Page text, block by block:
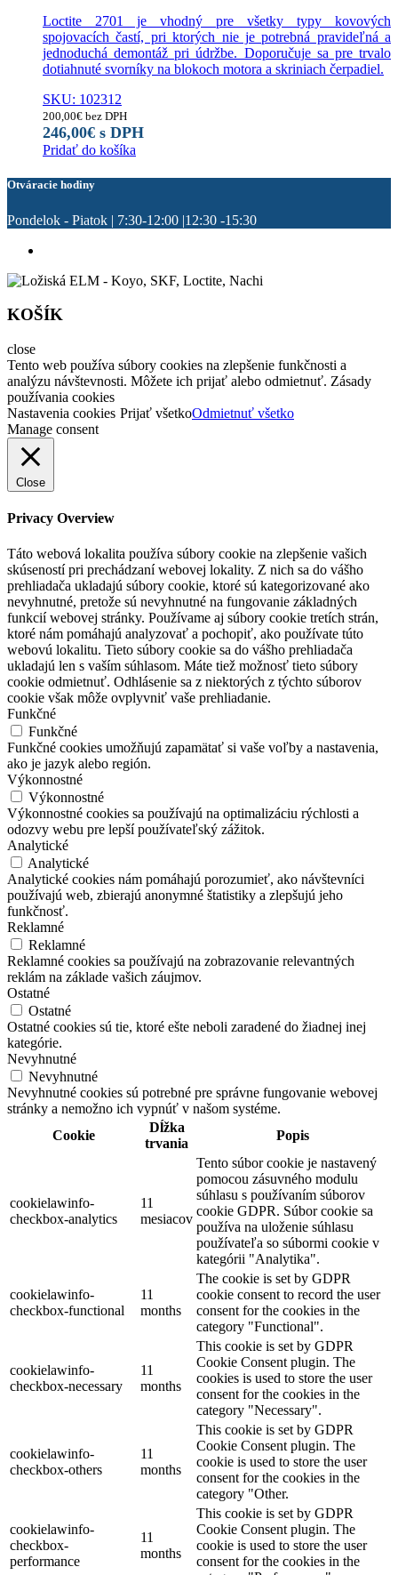
Loctite 2701 je vhodný pre všetky typy kovových
spojovacích častí, pri ktorých nie je potrebná pravideľná a
jednoduchá demontáž pri údržbe. Doporučuje sa pre trvalo
dotiahnuté svorníky na blokoch motora a skriniach čerpadiel.
SKU: 102312
200,00€ bez DPH
246,00€ s DPH
Pridať do košíka
Otváracie hodiny
Pondelok - Piatok | 7:30-12:00 |12:30 -15:30
KOŠÍK
close
Tento web používa súbory cookies na zlepšenie funkčnosti a
analýzu návštevnosti. Môžete ich prijať alebo odmietnuť. Zásady
používania cookies
Nastavenia cookies Prijať všetkoOdmietnuť všetko
Manage consent
Close
Privacy Overview
Táto webová lokalita používa súbory cookie na zlepšenie vašich
skúseností pri prechádzaní webovej lokality. Z nich sa do vášho
prehliadača ukladajú súbory cookie, ktoré sú kategorizované ako
nevyhnutné, pretože sú nevyhnutné na fungovanie základných
funkcií webovej stránky. Používame aj súbory cookie tretích strán,
ktoré nám pomáhajú analyzovať a pochopiť, ako používate túto
webovú lokalitu. Tieto súbory cookie sa do vášho prehliadača
ukladajú len s vaším súhlasom. Máte tiež možnosť tieto súbory
cookie odmietnuť. Odhlásenie sa z niektorých z týchto súborov
cookie však môže ovplyvniť vaše prehliadanie.
Funkčné
Funkčné
Funkčné cookies umožňujú zapamätať si vaše voľby a nastavenia,
ako je jazyk alebo región.
Výkonnostné
Výkonnostné
Výkonnostné cookies sa používajú na optimalizáciu rýchlosti a
odozvy webu pre lepší používateľský zážitok.
Analytické
Analytické
Analytické cookies nám pomáhajú porozumieť, ako návštevníci
používajú web, zbierajú anonymné štatistiky a zlepšujú jeho
funkčnosť.
Reklamné
Reklamné
Reklamné cookies sa používajú na zobrazovanie relevantných
reklám na základe vašich záujmov.
Ostatné
Ostatné
Ostatné cookies sú tie, ktoré ešte neboli zaradené do žiadnej inej
kategórie.
Nevyhnutné
Nevyhnutné
Nevyhnutné cookies sú potrebné pre správne fungovanie webovej
stránky a nemožno ich vypnúť v našom systéme.
Cookie
Dĺžka
trvania
Popis
cookielawinfo-
checkbox-analytics
11
mesiacov
Tento súbor cookie je nastavený
pomocou zásuvného modulu
súhlasu s používaním súborov
cookie GDPR. Súbor cookie sa
používa na uloženie súhlasu
používateľa so súbormi cookie v
kategórii "Analytika".
cookielawinfo-
checkbox-functional
11
months
The cookie is set by GDPR
cookie consent to record the user
consent for the cookies in the
category "Functional".
cookielawinfo-
checkbox-necessary
11
months
This cookie is set by GDPR
Cookie Consent plugin. The
cookies is used to store the user
consent for the cookies in the
category "Necessary".
cookielawinfo-
checkbox-others
11
months
This cookie is set by GDPR
Cookie Consent plugin. The
cookie is used to store the user
consent for the cookies in the
category "Other.
cookielawinfo-
checkbox-
performance
11
months
This cookie is set by GDPR
Cookie Consent plugin. The
cookie is used to store the user
consent for the cookies in the